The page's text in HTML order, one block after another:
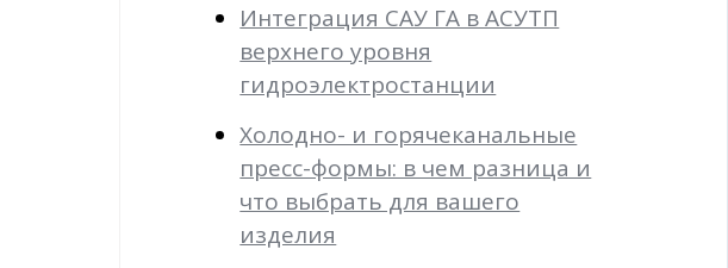
Интеграция САУ ГА в АСУТП
верхнего уровня
гидроэлектростанции
Холодно- и горячеканальные
пресс-формы: в чем разница и
что выбрать для вашего
изделия